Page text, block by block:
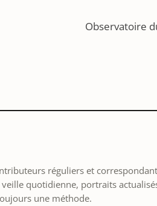
Observatoire
réguliers et
quotidienne, portraits
une méthode.